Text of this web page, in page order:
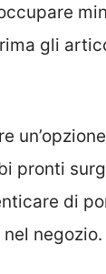
gli
pronti
di